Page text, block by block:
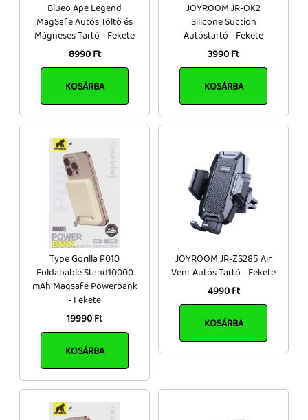
Blueo Ape Legend
MagSafe Autós Töltő és
Mágneses Tartó - Fekete
8990 Ft
KOSÁRBA
JOYROOM JR-OK2
Silicone Suction
Autóstartó - Fekete
3990 Ft
KOSÁRBA
Type Gorilla P010
Foldabable Stand10000
mAh Magsafe Powerbank
- Fekete
19990 Ft
KOSÁRBA
JOYROOM JR-ZS285 Air
Vent Autós Tartó - Fekete
4990 Ft
KOSÁRBA